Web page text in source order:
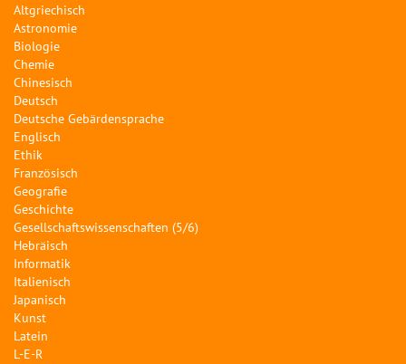
Altgriechisch
Astronomie
Biologie
Chemie
Chinesisch
Deutsch
Deutsche Gebärdensprache
Englisch
Ethik
Französisch
Geografie
Geschichte
Gesellschaftswissenschaften (5/6)
Hebräisch
Informatik
Italienisch
Japanisch
Kunst
Latein
L-E-R